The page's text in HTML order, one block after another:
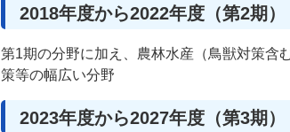
2018年度から2022年度（第2期）
第1期の分野に加え、農林水産（鳥獣対策含
策等の幅広い分野
2023年度から2027年度（第3期）